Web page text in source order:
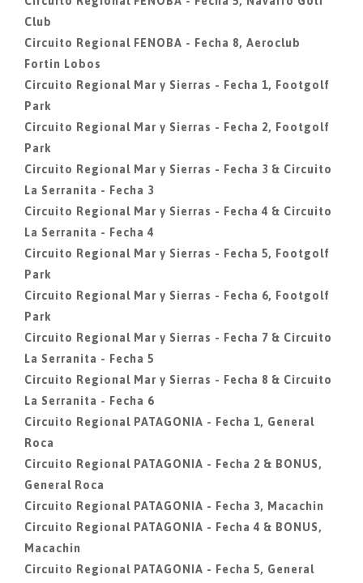
Club
Circuito Regional FENOBA - Fecha 8, Aeroclub
Fortin Lobos
Circuito Regional Mar y Sierras - Fecha 1, Footgolf
Park
Circuito Regional Mar y Sierras - Fecha 2, Footgolf
Park
Circuito Regional Mar y Sierras - Fecha 3 & Circuito
La Serranita - Fecha 3
Circuito Regional Mar y Sierras - Fecha 4 & Circuito
La Serranita - Fecha 4
Circuito Regional Mar y Sierras - Fecha 5, Footgolf
Park
Circuito Regional Mar y Sierras - Fecha 6, Footgolf
Park
Circuito Regional Mar y Sierras - Fecha 7 & Circuito
La Serranita - Fecha 5
Circuito Regional Mar y Sierras - Fecha 8 & Circuito
La Serranita - Fecha 6
Circuito Regional PATAGONIA - Fecha 1, General
Roca
Circuito Regional PATAGONIA - Fecha 2 & BONUS,
General Roca
Circuito Regional PATAGONIA - Fecha 3, Macachin
Circuito Regional PATAGONIA - Fecha 4 & BONUS,
Macachin
Circuito Regional PATAGONIA - Fecha 5, General